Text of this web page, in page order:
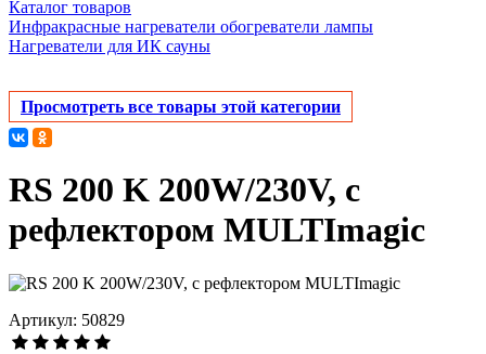
Каталог товаров
Инфракрасные нагреватели обогреватели лампы
Нагреватели для ИК сауны
Просмотреть все товары этой категории
RS 200 K 200W/230V, с
рефлектором MULTImagic
Артикул: 50829